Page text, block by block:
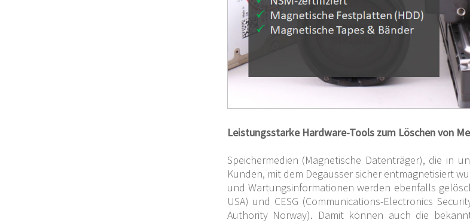
Leistungsstarke Hardware-Tools zum Löschen von
Speichermedien (Magnetische Datenträger), die in
Kunden, mit dem Degausser sicher entmagnetisiert
und Wartungsinformationen werden ebenfalls
USA) und CESG (Communications-Electronics
Authority Norway). Damit können auch die